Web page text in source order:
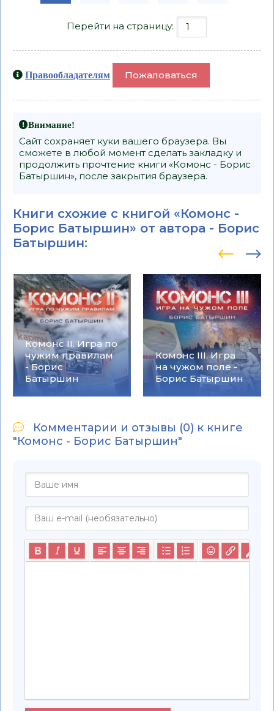
Перейти на страницу:
Правообладателям Пожаловаться
Внимание!
Сайт сохраняет куки вашего браузера. Вы
сможете в любой момент сделать закладку и
продолжить прочтение книги «Комонс - Борис
Батыршин», после закрытия браузера.
Книги схожие с книгой «Комонс -
Борис Батыршин» от автора - Борис
Батыршин:
Комонс II. Игра по
чужим правилам
- Борис
Батыршин
Комонс III. Игра
на чужом поле -
Борис Батыршин
Комментарии и отзывы (0) к книге
"Комонс - Борис Батыршин"